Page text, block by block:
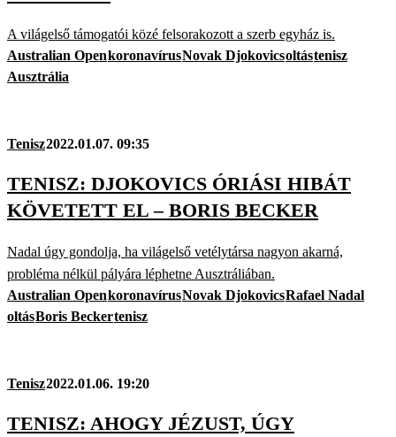
A világelső támogatói közé felsorakozott a szerb egyház is.
Australian OpenkoronavírusNovak Djokovicsoltástenisz
Ausztrália
Tenisz2022.01.07. 09:35
TENISZ: DJOKOVICS ÓRIÁSI HIBÁT
KÖVETETT EL – BORIS BECKER
Nadal úgy gondolja, ha világelső vetélytársa nagyon akarná,
probléma nélkül pályára léphetne Ausztráliában.
Australian OpenkoronavírusNovak DjokovicsRafael Nadal
oltásBoris Beckertenisz
Tenisz2022.01.06. 19:20
TENISZ: AHOGY JÉZUST, ÚGY